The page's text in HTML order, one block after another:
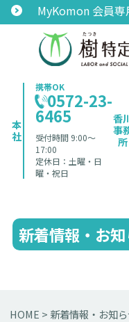
MyKomon 会員
本
社
携帯OK
0572-23-
6465
受付時間 9:00〜
17:00
定休日：土曜・日
曜・祝日
香
事
所
新着情報・お
HOME > 新着情報・お知